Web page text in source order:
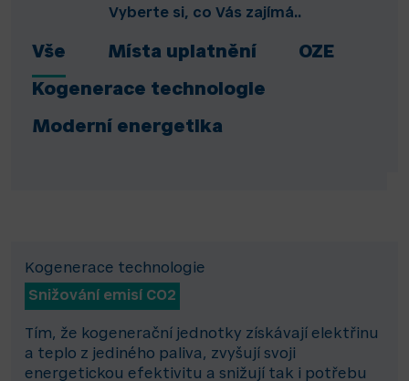
Vyberte si, co Vás zajímá..
Vše Místa uplatnění OZE
Kogenerace technologie
Moderní energetika
Kogenerace technologie
Snižování emisí CO2
Tím, že kogenerační jednotky získávají elektřinu
a teplo z jediného paliva, zvyšují svoji
energetickou efektivitu a snižují tak i potřebu